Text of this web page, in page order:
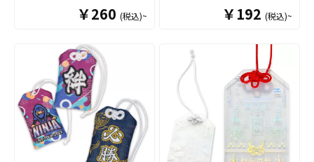
タ」をお客様のオリジナル
ボトルキャップアク
」は、ペットボトルの
キャップに取り付けるだけ
で“推しのアクリルスタンド
専用ステージ”が完成！様々
なシーンで推し活がもっと
楽しくなるアイテムです。
独自設計のボトルキャップ
￥260 (税込)~
様のオリジナルデザインで
リアアクリル素材を採用し
た「オリジナル アクリル絵
馬」は、通常の木製絵馬に
はないツヤと高級感に加
え、立体的で透明感のある
美しい仕上がりが魅力で
細・ハイクオリティな印刷
￥192 (税込)~